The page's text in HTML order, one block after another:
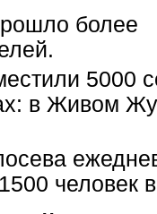
более
5000
в Живом
человек